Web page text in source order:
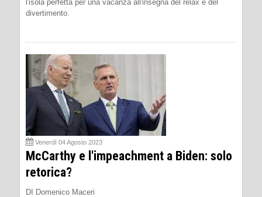
l'isola perfetta per una vacanza all'insegna del relax e del
divertimento.
Venerdì 04 Agosto 2023
McCarthy e l'impeachment a Biden: solo
retorica?
DI Domenico Maceri